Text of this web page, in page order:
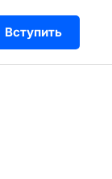
Вступить